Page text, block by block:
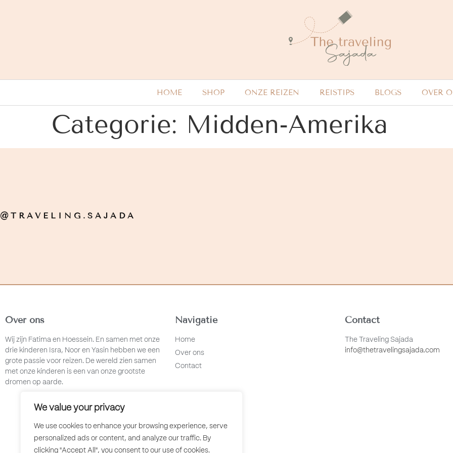
We value your privacy
We use cookies to enhance your browsing experience, serve
personalized ads or content, and analyze our traffic. By
clicking "Accept All", you consent to our use of cookies.
HOME SHOP ONZE REIZEN REISTIPS BLOGS OVER
Categorie: Midden-Amerika
@TRAVELING.SAJADA
Over ons
Wij zijn Fatima en Hoessein. En samen met onze
drie kinderen Isra, Noor en Yasin hebben we een
grote passie voor reizen. De wereld zien samen
met onze kinderen is een van onze grootste
dromen op aarde.
Navigatie
Home
Over ons
Contact
Contact
The Traveling Sajada
info@thetravelingsajada.com